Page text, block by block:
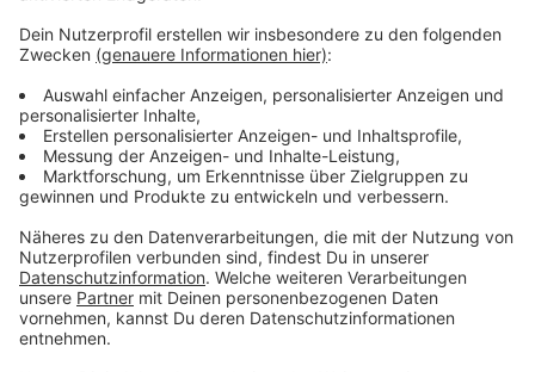
Unsere Kollegin Laura Potting hat mit ihm telefonieren
können. Das Gespräch hört ihr hier.
Anzeige